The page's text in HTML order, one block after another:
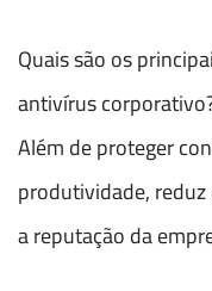
Quais são os
antivírus
Além de proteger
produtividade,
a reputação da